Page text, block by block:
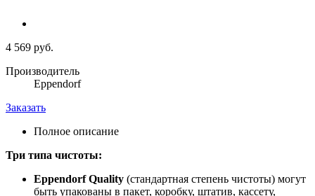
4 569 руб.
Производитель
Eppendorf
Заказать
Полное описание
Три типа чистоты:
Eppendorf Quality (стандартная степень чистоты) могут
быть упакованы в пакет, коробку, штатив, кассету,